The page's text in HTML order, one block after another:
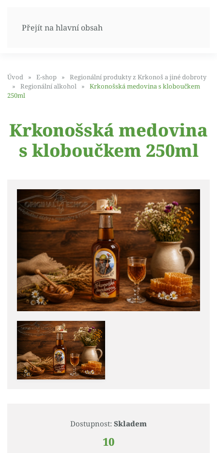
Přejít na hlavní obsah
Úvod E-shop
Regionální produkty z Krkonoš a jiné dobroty
Regionální alkohol
Krkonošská medovina s kloboučkem
250ml
Krkonošská medovina
s kloboučkem 250ml
Dostupnost: Skladem
10